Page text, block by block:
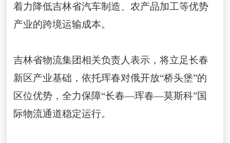
着力降低吉林省汽车制造、农产品加工等优势
产业的跨境运输成本。
吉林省物流集团相关负责人表示，将立足长春
新区产业基础，依托珲春对俄开放“桥头堡”的
区位优势，全力保障“长春—珲春—莫斯科”国
际物流通道稳定运行。